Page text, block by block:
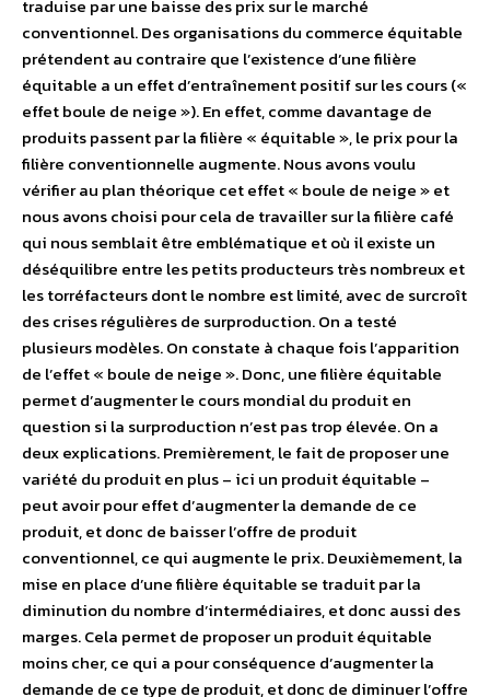
traduise par une baisse des prix sur le marché
conventionnel. Des organisations du commerce équitable
prétendent au contraire que l’existence d’une filière
équitable a un effet d’entraînement positif sur les cours («
effet boule de neige »). En effet, comme davantage de
produits passent par la filière « équitable », le prix pour la
filière conventionnelle augmente. Nous avons voulu
vérifier au plan théorique cet effet « boule de neige » et
nous avons choisi pour cela de travailler sur la filière café
qui nous semblait être emblématique et où il existe un
déséquilibre entre les petits producteurs très nombreux et
les torréfacteurs dont le nombre est limité, avec de surcroît
des crises régulières de surproduction. On a testé
plusieurs modèles. On constate à chaque fois l’apparition
de l’effet « boule de neige ». Donc, une filière équitable
permet d’augmenter le cours mondial du produit en
question si la surproduction n’est pas trop élevée. On a
deux explications. Premièrement, le fait de proposer une
variété du produit en plus – ici un produit équitable –
peut avoir pour effet d’augmenter la demande de ce
produit, et donc de baisser l’offre de produit
conventionnel, ce qui augmente le prix. Deuxièmement, la
mise en place d’une filière équitable se traduit par la
diminution du nombre d’intermédiaires, et donc aussi des
marges. Cela permet de proposer un produit équitable
moins cher, ce qui a pour conséquence d’augmenter la
demande de ce type de produit, et donc de diminuer l’offre